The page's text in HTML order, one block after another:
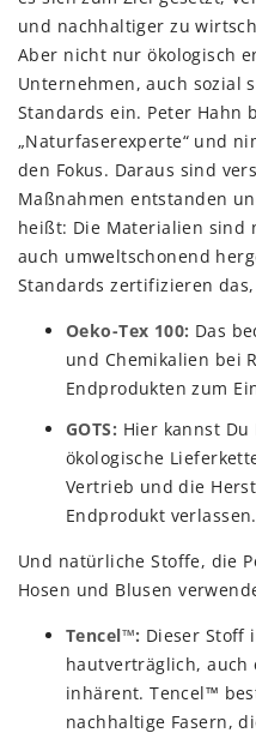
und nachhaltiger zu
Aber nicht nur ökologisch
Unternehmen, auch sozial
Standards ein. Peter Hahn
„Naturfaserexperte“ und
den Fokus. Daraus sind
Maßnahmen entstanden
heißt: Die Materialien
auch umweltschonend
Standards zertifizieren
Oeko-Tex 100: Das
und Chemikalien bei
Endprodukten zum
GOTS: Hier kannst
ökologische
Vertrieb und die
Endprodukt verlassen.
Und natürliche Stoffe, die
Hosen und Blusen
Tencel™: Dieser Stoff
hautverträglich, auch
inhärent. Tencel™
nachhaltige Fasern,